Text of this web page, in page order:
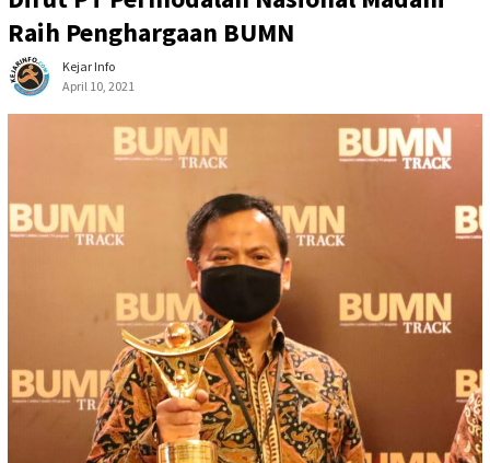
Raih Penghargaan BUMN
Kejar Info
April 10, 2021